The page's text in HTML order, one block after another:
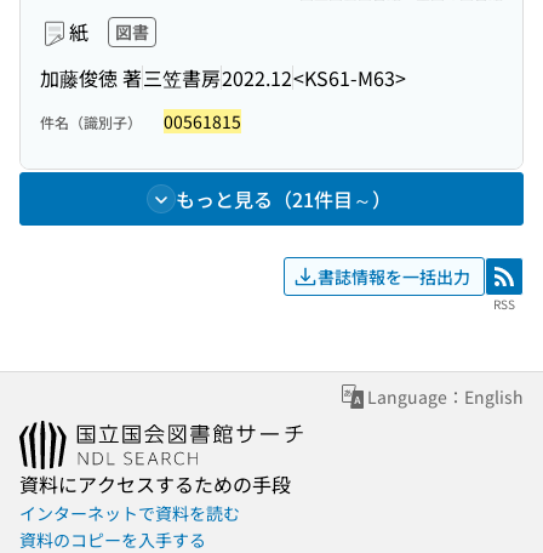
紙 図書
加藤俊徳 著三笠書房2022.12<KS61-M63>
件名（識別子） 00561815
もっと見る（21件目～）
書誌情報を一括出力 RSS
RSS
Language：English
資料にアクセスするための手段
インターネットで資料を読む
資料のコピーを入手する